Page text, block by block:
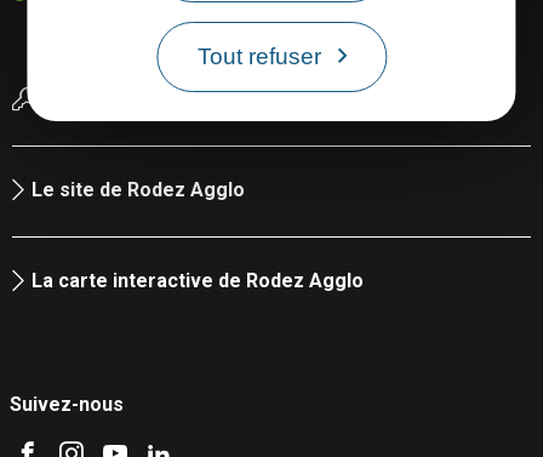
Tout refuser
Réserver une salle de réunion
Le site de Rodez Agglo
La carte interactive de Rodez Agglo
Suivez-nous